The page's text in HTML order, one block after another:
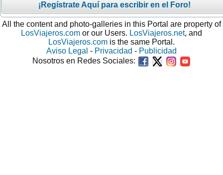
¡Regístrate Aquí para escribir en el Foro!
All the content and photo-galleries in this Portal are property of
LosViajeros.com or our Users. LosViajeros.net, and
LosViajeros.com is the same Portal.
Aviso Legal - Privacidad - Publicidad
Nosotros en Redes Sociales: